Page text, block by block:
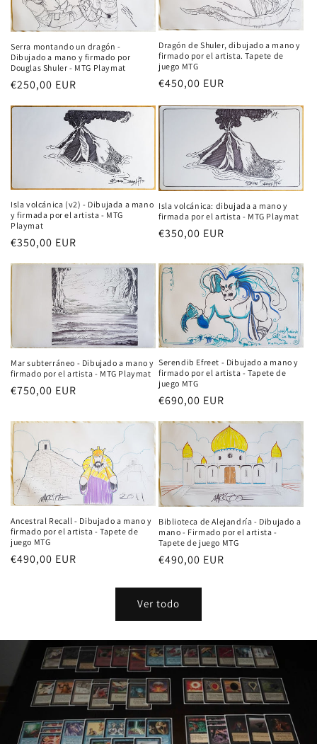
Serra montando un dragón -
Dibujado a mano y firmado por
Douglas Shuler - MTG Playmat
Precio
€250,00 EUR
Dragón de Shuler, dibujado a mano y
firmado por el artista. Tapete de
juego MTG
Precio
€450,00 EUR
Isla volcánica (v2) - Dibujada a mano
y firmada por el artista - MTG
Playmat
Precio
€350,00 EUR
Isla volcánica: dibujada a mano y
firmada por el artista - MTG Playmat
Precio
€350,00 EUR
Mar subterráneo - Dibujado a mano y
firmado por el artista - MTG Playmat
Precio
€750,00 EUR
Serendib Efreet - Dibujado a mano y
firmado por el artista - Tapete de
juego MTG
Precio
habitual
€690,00 EUR
Ancestral Recall - Dibujado a mano y
firmado por el artista - Tapete de
juego MTG
Precio
€490,00 EUR
Biblioteca de Alejandría - Dibujado a
mano - Firmado por el artista -
Tapete de juego MTG
Precio
€490,00 EUR
Ver todo